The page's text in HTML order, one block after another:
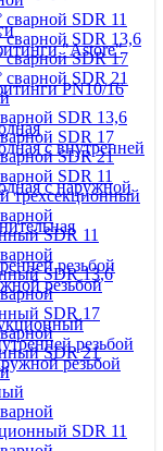
"Astore"
PN10/16
с внутренней
с наружной
резьбой
резьбой
резьбой
резьбой
SDR 11
сварной SDR 13,6
сварной SDR 17
сварной SDR 21
SDR 13,6
SDR 17
SDR 21
SDR 11
трехсекционный
SDR 11
SDR 13,6
SDR 17
SDR 21
SDR 11